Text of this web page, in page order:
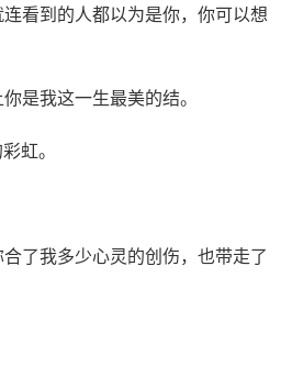
看到的人都以为是你，你可以想
是我这一生最美的结。
虹。
了我多少心灵的创伤，也带走了